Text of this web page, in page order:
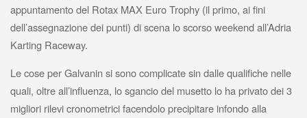
appuntamento del Rotax MAX Euro Trophy (il primo, ai fini
dell’assegnazione dei punti) di scena lo scorso weekend all’Adria
Karting Raceway.
Le cose per Galvanin si sono complicate sin dalle qualifiche nelle
quali, oltre all’influenza, lo sgancio del musetto lo ha privato dei 3
migliori rilevi cronometrici facendolo precipitare infondo alla